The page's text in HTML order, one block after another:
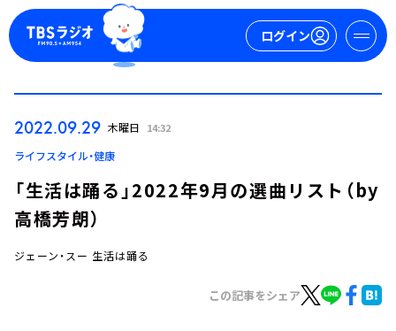
ログイン
ログイン
2022.09.29 木曜日 14:32
ライフスタイル・健康
「生活は踊る」2022年9月の選曲リスト（by
高橋芳朗）
ジェーン・スー 生活は踊る
この記事をシェア